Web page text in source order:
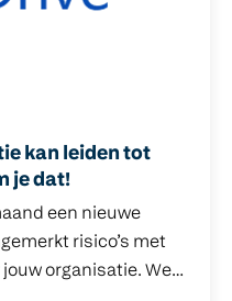
kan leiden tot
je dat!
een nieuwe
risico’s met
organisatie. We